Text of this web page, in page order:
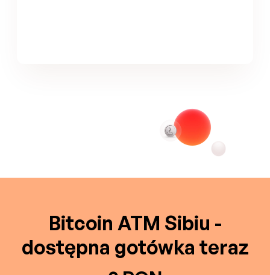
Bitcoin ATM Sibiu -
dostępna gotówka teraz